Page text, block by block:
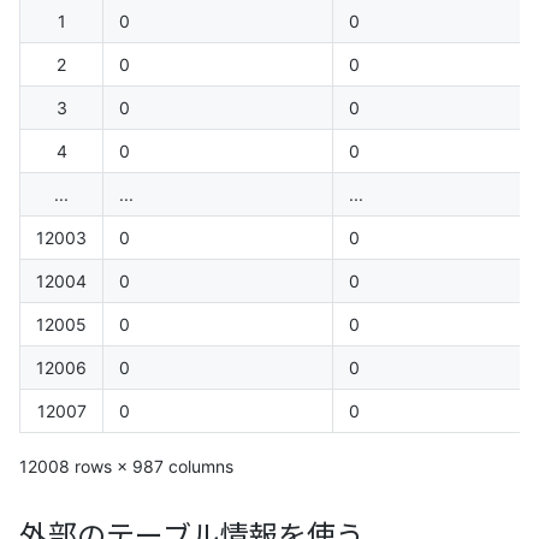
1 0 0
2 0 0
3 0 0
4 0 0
... ... ...
12003 0 0
12004 0 0
12005 0 0
12006 0 0
12007 0 0
12008 rows × 987 columns